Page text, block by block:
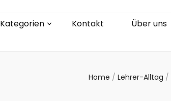
Kategorien Kontakt Über uns
Home / Lehrer-Alltag /